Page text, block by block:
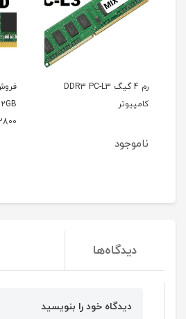
دیدگاه‌ها
دیدگاه خود را بنویسید